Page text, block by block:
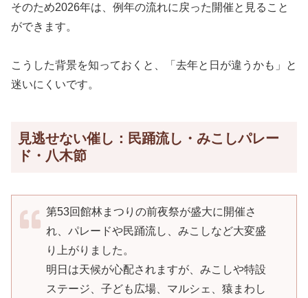
そのため2026年は、例年の流れに戻った開催と見ること
ができます。
こうした背景を知っておくと、「去年と日が違うかも」と
迷いにくいです。
見逃せない催し：民踊流し・みこしパレー
ド・八木節
第53回館林まつりの前夜祭が盛大に開催さ
れ、パレードや民踊流し、みこしなど大変盛
り上がりました。
明日は天候が心配されますが、みこしや特設
ステージ、子ども広場、マルシェ、猿まわし